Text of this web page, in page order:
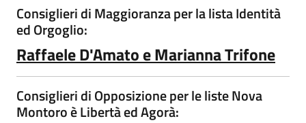
Consiglieri di Maggioranza per la lista Identità
ed Orgoglio:
Raffaele D'Amato e Marianna Trifone
Consiglieri di Opposizione per le liste Nova
Montoro è Libertà ed Agorà: